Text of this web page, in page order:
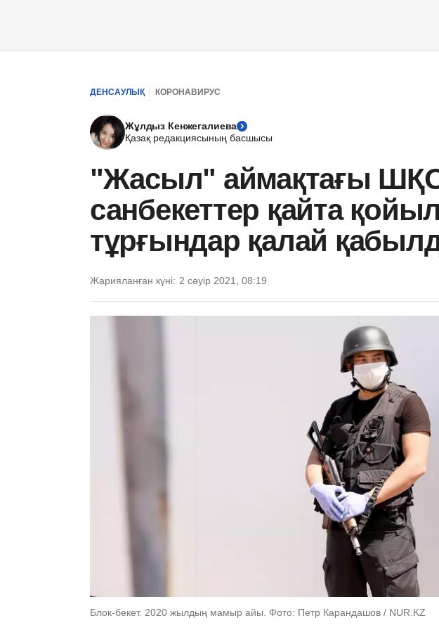
ДЕНСАУЛЫҚ КОРОНАВИРУС
Жұлдыз Кенжегалиева
Қазақ редакциясының басшысы
"Жасыл" аймақтағы
санбекеттер қайта
тұрғындар қалай
Жарияланған күні: 2 сәуір 2021, 08:19
Блок-бекет. 2020 жылдың мамыр айы. Фото: Петр Карандашов / NUR.KZ